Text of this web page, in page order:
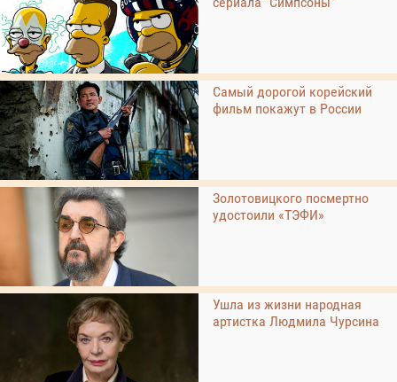
Самый дорогой корейский
фильм покажут в России
Золотовицкого посмертно
удостоили «ТЭФИ»
Ушла из жизни народная
артистка Людмила Чурсина